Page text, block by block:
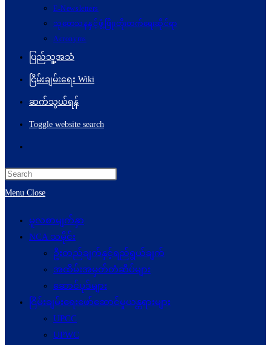
E-Newsletters
သုတေသနနှင့်ဖွံ့ဖြိုးတိုးတက်ရေးဆိုင်ရာ
Acronyms
ပြည်သူ့အသံ
ငြိမ်းချမ်းရေး Wiki
ဆက်သွယ်ရန်
Toggle website search
Menu Close
မူလစာမျက်နှာ
NCA သမိုင်း
ဦးတည်ချက်နှင့်ရည်ရွယ်ချက်
အထိမ်းအမှတ်တံဆိပ်များ
ဆောင်ပုဒ်များ
ငြိမ်းချမ်းရေးဖော်‌ဆောင်မှုယန္တရားများ
UPCC
UPWC